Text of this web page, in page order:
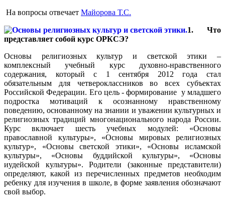
На вопросы отвечает Майорова Т.С.
1. Что
представляет собой курс ОРКСЭ?
Основы религиозных культур и светской этики –
комплексный учебный курс духовно-нравственного
содержания, который с 1 сентября 2012 года стал
обязательным для четвероклассников во всех субъектах
Российской Федерации. Его цель - формирование у младшего
подростка мотиваций к осознанному нравственному
поведению, основанному на знании и уважении культурных и
религиозных традиций многонационального народа России.
Курс включает шесть учебных модулей: «Основы
православной культуры», «Основы мировых религиозных
культур», «Основы светской этики», «Основы исламской
культуры», «Основы буддийской культуры», «Основы
иудейской культуры». Родители (законные представители)
определяют, какой из перечисленных предметов необходим
ребенку для изучения в школе, в форме заявления обозначают
свой выбор.